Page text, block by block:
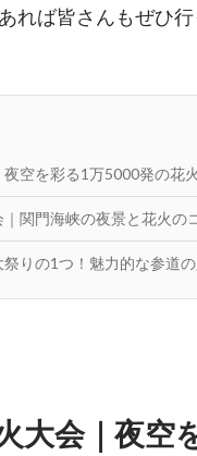
れば皆さんもぜひ
空を彩る1万5000発の花
関門海峡の夜景と花火の
りの1つ！魅力的な参道の
大会｜夜空